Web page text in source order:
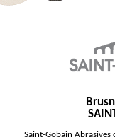
Saint-Gobain